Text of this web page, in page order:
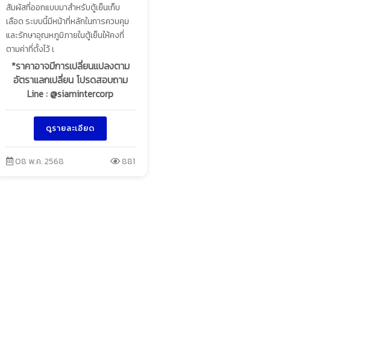
สัมผัสที่ออกแบบมาสำหรับตู้เย็นเก็บ
เลือด ระบบนี้มีหน้าที่หลักในการควบคุม
และรักษาอุณหภูมิภายในตู้เย็นให้คงที่
ตามค่าที่ตั้งไว้ เ
*ราคาอาจมีการเปลี่ยนแปลงตาม
อัตราแลกเปลี่ยน โปรดสอบถาม
Line : @siamintercorp
ดูรายละเอียด
08 พ.ค. 2568 881